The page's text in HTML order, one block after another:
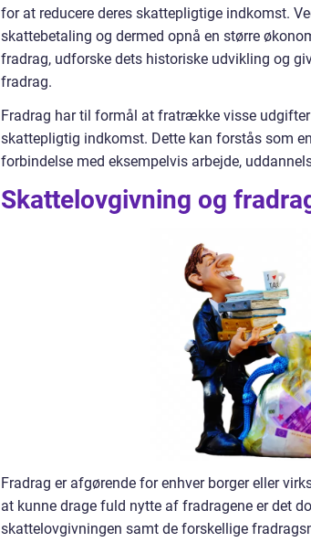
for at reducere deres skattepligtige indkomst.
skattebetaling og dermed opnå en større
fradrag, udforske dets historiske udvikling og
fradrag.
Fradrag har til formål at fratrække visse
skattepligtig indkomst. Dette kan forstås som
forbindelse med eksempelvis arbejde,
Skattelovgivning og
Fradrag er afgørende for enhver borger eller
at kunne drage fuld nytte af fradragene er det
skattelovgivningen samt de forskellige